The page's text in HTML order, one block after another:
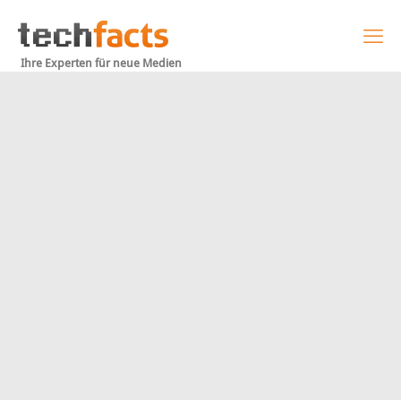
Ihre Experten für neue Medien